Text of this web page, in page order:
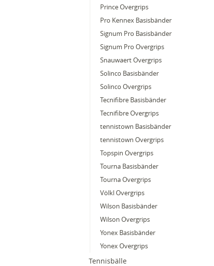
Prince Overgrips
Pro Kennex Basisbänder
Signum Pro Basisbänder
Signum Pro Overgrips
Snauwaert Overgrips
Solinco Basisbänder
Solinco Overgrips
Tecnifibre Basisbänder
Tecnifibre Overgrips
tennistown Basisbänder
tennistown Overgrips
Topspin Overgrips
Tourna Basisbänder
Tourna Overgrips
Völkl Overgrips
Wilson Basisbänder
Wilson Overgrips
Yonex Basisbänder
Yonex Overgrips
Tennisbälle